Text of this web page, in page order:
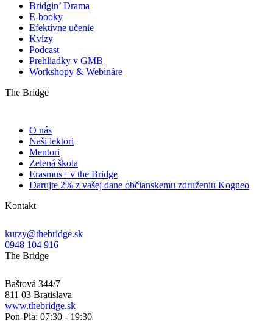
Bridgin’ Drama
E-booky
Efektívne učenie
Kvízy
Podcast
Prehliadky v GMB
Workshopy & Webináre
The Bridge
O nás
Naši lektori
Mentori
Zelená škola
Erasmus+ v the Bridge
Darujte 2% z vašej dane občianskemu združeniu Kogneo
Kontakt
kurzy@thebridge.sk
0948 104 916
The Bridge
Baštová 344/7
811 03 Bratislava
www.thebridge.sk
Pon-Pia: 07:30 - 19:30